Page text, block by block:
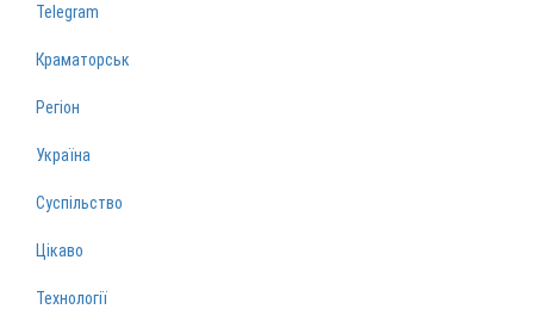
Telegram
Краматорськ
Регіон
Україна
Суспільство
Цікаво
Технології